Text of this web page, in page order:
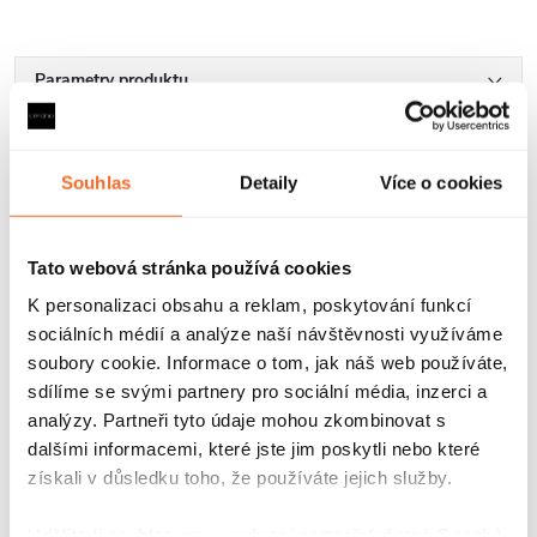
Souhlas Detaily Více o cookies
Tato webová stránka používá cookies
K personalizaci obsahu a reklam, poskytování funkcí
sociálních médií a analýze naší návštěvnosti využíváme
soubory cookie. Informace o tom, jak náš web používáte,
sdílíme se svými partnery pro sociální média, inzerci a
analýzy. Partneři tyto údaje mohou zkombinovat s
dalšími informacemi, které jste jim poskytli nebo které
získali v důsledku toho, že používáte jejich služby.
Parametry produktu
Soubory ke stažení
Recenze
Značka
Další inspirace